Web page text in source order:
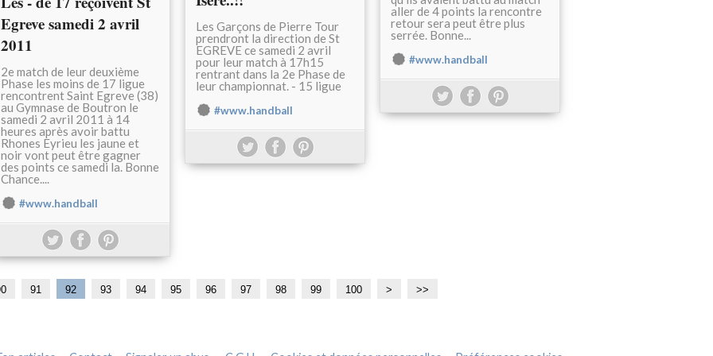
aller de 4 points la rencontre
retour sera peut être plus
serrée. Bonne...
#www.handball
Les Garçons de Pierre Tour
prendront la direction de St
EGREVE ce samedi 2 avril
pour leur match à 17h15
rentrant dans la 2e Phase de
leur championnat. - 15 ligue
#www.handball
Egreve samedi 2 avril
2011
2e match de leur deuxième
Phase les moins de 17 ligue
rencontrent Saint Egreve (38)
au Gymnase de Boutron le
samedi 2 avril 2011 à 14
heures après avoir battu
Rhones Eyrieu les jaune et
noir vont peut être gagner
des points ce samedi la. Bonne
Chance....
#www.handball
91 92 93 94 95 96 97 98 99 100
2
> >>